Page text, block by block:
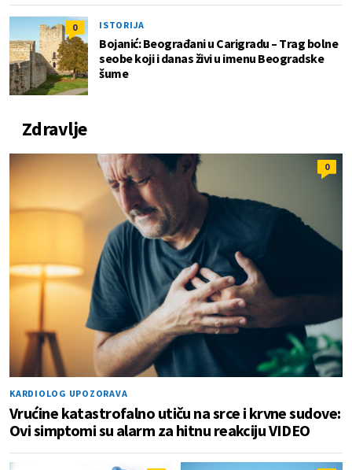
0 ISTORIJA
Bojanić: Beograđani u Carigradu – Тrag bolne
seobe koji i danas živi u imenu Beogradske
šume
Zdravlje
0
KARDIOLOG UPOZORAVA
Vrućine katastrofalno utiču na srce i krvne sudove:
Ovi simptomi su alarm za hitnu reakciju VIDEO